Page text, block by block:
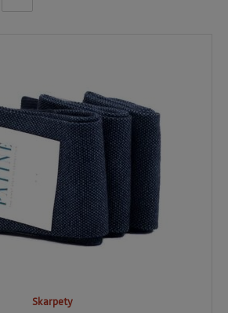
Skarpety